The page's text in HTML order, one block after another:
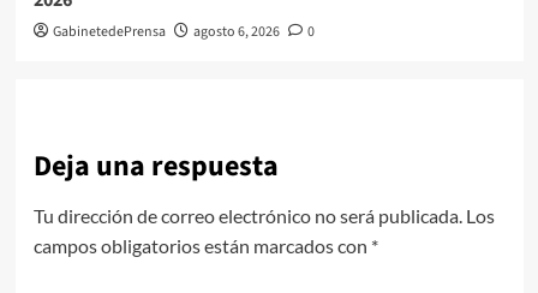
GabinetedePrensa agosto 6, 2026 0
Deja una respuesta
Tu dirección de correo electrónico no será publicada. Los
campos obligatorios están marcados con *